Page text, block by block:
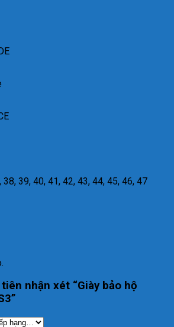
38, 39, 40, 41, 42, 43, 44, 45, 46, 47
nhận xét “Giày bảo hộ